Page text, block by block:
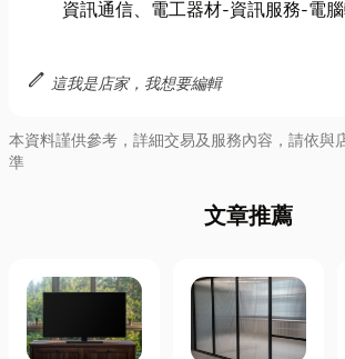
資訊通信、電工器材-資訊服務-電
edit 這我是店家，我想要編輯
本資料謹供參考，詳細交易及服務內容，請依與
準
文章推薦